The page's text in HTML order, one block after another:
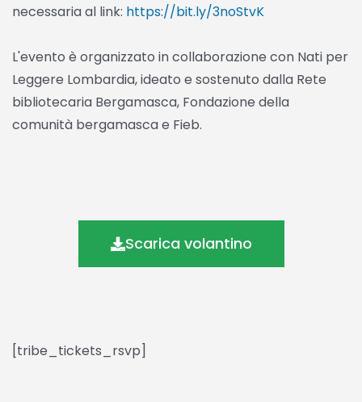
necessaria al link: https://bit.ly/3noStvK
L'evento è organizzato in collaborazione con Nati per
Leggere Lombardia, ideato e sostenuto dalla Rete
bibliotecaria Bergamasca, Fondazione della
comunità bergamasca e Fieb.
Scarica volantino
[tribe_tickets_rsvp]